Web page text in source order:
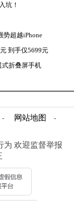
坑！
势超越iPhone
到手仅5699元
式折叠屏手机
- 网站地图 -
为 欢迎监督举报